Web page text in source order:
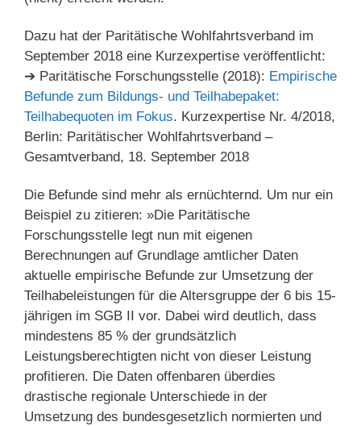
Dazu hat der Paritätische Wohlfahrtsverband im
September 2018 eine Kurzexpertise veröffentlicht:
➔ Paritätische Forschungsstelle (2018): Empirische
Befunde zum Bildungs- und Teilhabepaket:
Teilhabequoten im Fokus. Kurzexpertise Nr. 4/2018,
Berlin: Paritätischer Wohlfahrtsverband –
Gesamtverband, 18. September 2018
Die Befunde sind mehr als ernüchternd. Um nur ein
Beispiel zu zitieren: »Die Paritätische
Forschungsstelle legt nun mit eigenen
Berechnungen auf Grundlage amtlicher Daten
aktuelle empirische Befunde zur Umsetzung der
Teilhabeleistungen für die Altersgruppe der 6 bis 15-
jährigen im SGB II vor. Dabei wird deutlich, dass
mindestens 85 % der grundsätzlich
Leistungsberechtigten nicht von dieser Leistung
profitieren. Die Daten offenbaren überdies
drastische regionale Unterschiede in der
Umsetzung des bundesgesetzlich normierten und